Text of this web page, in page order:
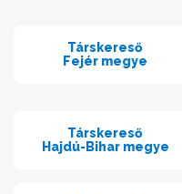
Társkereső
Fejér megye
Társkereső
Hajdú-Bihar megye